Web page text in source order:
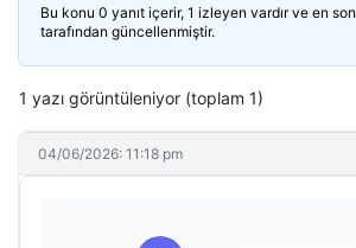
Bu konu 0 yanıt içerir, 1 izleyen vardır ve en son
tarafından güncellenmiştir.
1 yazı görüntüleniyor (toplam 1)
04/06/2026: 11:18 pm